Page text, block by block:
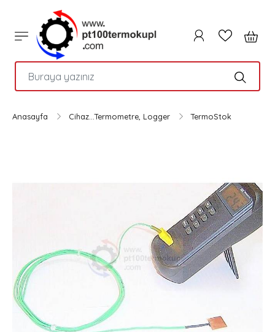
Anasayfa Cihaz...Termometre, Logger TermoStok